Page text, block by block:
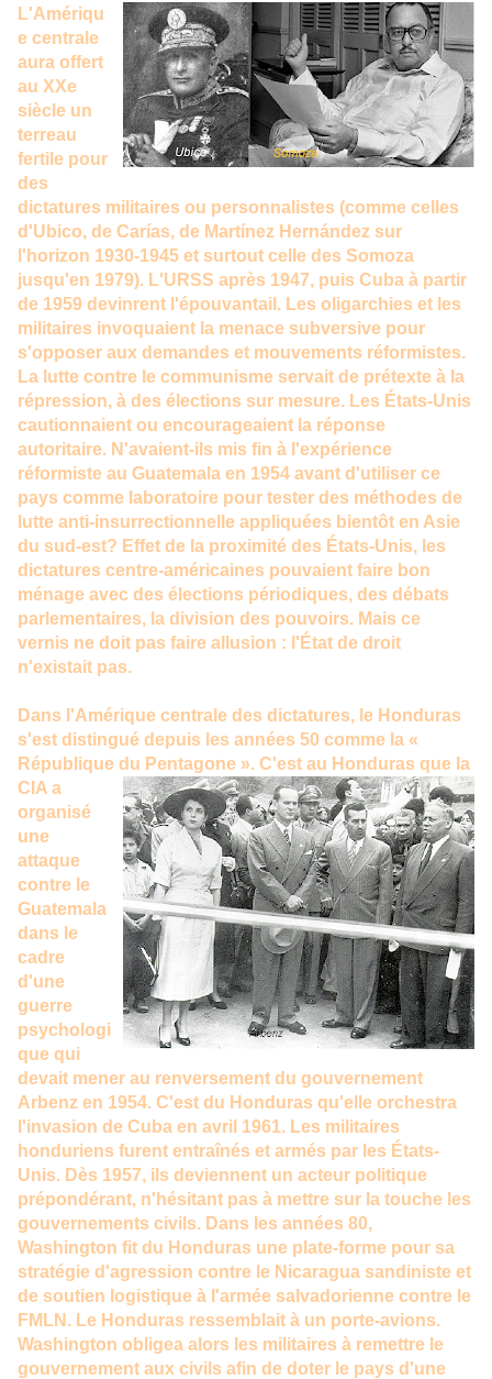
L'Amériqu
e centrale
aura offert
au XXe
siècle un
terreau
fertile pour
des
dictatures militaires ou personnalistes (comme celles
d'Ubico, de Carías, de Martínez Hernández sur
l'horizon 1930-1945 et surtout celle des Somoza
jusqu'en 1979). L'URSS après 1947, puis Cuba à partir
de 1959 devinrent l'épouvantail. Les oligarchies et les
militaires invoquaient la menace subversive pour
s'opposer aux demandes et mouvements réformistes.
La lutte contre le communisme servait de prétexte à la
répression, à des élections sur mesure. Les États-Unis
cautionnaient ou encourageaient la réponse
autoritaire. N'avaient-ils mis fin à l'expérience
réformiste au Guatemala en 1954 avant d'utiliser ce
pays comme laboratoire pour tester des méthodes de
lutte anti-insurrectionnelle appliquées bientôt en Asie
du sud-est? Effet de la proximité des États-Unis, les
dictatures centre-américaines pouvaient faire bon
ménage avec des élections périodiques, des débats
parlementaires, la division des pouvoirs. Mais ce
vernis ne doit pas faire allusion : l'État de droit
n'existait pas.
Dans l'Amérique centrale des dictatures, le Honduras
s'est distingué depuis les années 50 comme la «
République du Pentagone ». C'est au Honduras que la
CIA a
organisé
une
attaque
contre le
Guatemala
dans le
cadre
d'une
guerre
psychologi
que qui
devait mener au renversement du gouvernement
Arbenz en 1954. C'est du Honduras qu'elle orchestra
l'invasion de Cuba en avril 1961. Les militaires
honduriens furent entraînés et armés par les États-
Unis. Dès 1957, ils deviennent un acteur politique
prépondérant, n'hésitant pas à mettre sur la touche les
gouvernements civils. Dans les années 80,
Washington fit du Honduras une plate-forme pour sa
stratégie d'agression contre le Nicaragua sandiniste et
de soutien logistique à l'armée salvadorienne contre le
FMLN. Le Honduras ressemblait à un porte-avions.
Washington obligea alors les militaires à remettre le
gouvernement aux civils afin de doter le pays d'une